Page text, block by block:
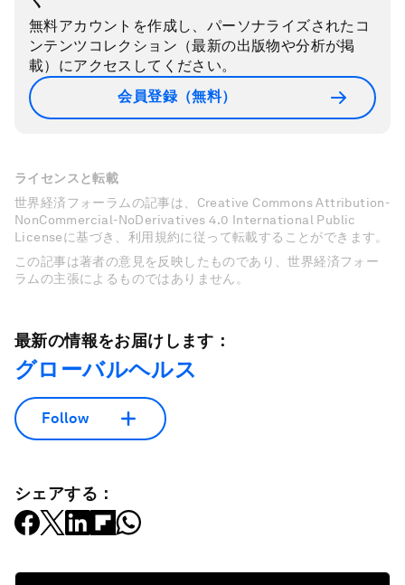
無料アカウントを作成し、パーソナライズされたコ
ンテンツコレクション（最新の出版物や分析が掲
載）にアクセスしてください。
会員登録（無料）
ライセンスと転載
世界経済フォーラムの記事は、Creative Commons Attribution-
NonCommercial-NoDerivatives 4.0 International Public
Licenseに基づき、利用規約に従って転載することができます。
この記事は著者の意見を反映したものであり、世界経済フォー
ラムの主張によるものではありません。
最新の情報をお届けします：
グローバルヘルス
Follow
シェアする：